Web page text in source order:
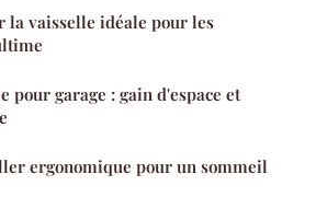
la vaisselle idéale pour les
pour garage : gain d'espace et
ergonomique pour un sommeil